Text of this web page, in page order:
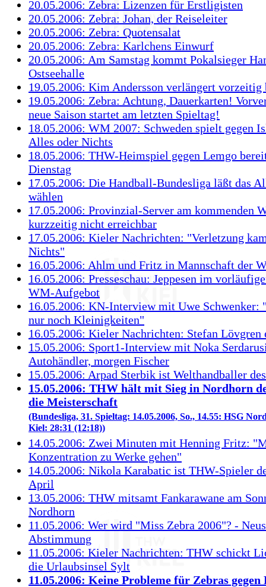
20.05.2006: Zebra: Lizenzen für Erstligisten
20.05.2006: Zebra: Johan, der Reiseleiter
20.05.2006: Zebra: Quotensalat
20.05.2006: Zebra: Karlchens Einwurf
20.05.2006: Am Samstag kommt Pokalsieger
Ostseehalle
19.05.2006: Kim Andersson verlängert vorzeitig
19.05.2006: Zebra: Achtung, Dauerkarten!
neue Saison startet am letzten Spieltag!
18.05.2006: WM 2007: Schweden spielt gegen
Alles oder Nichts
18.05.2006: THW-Heimspiel gegen Lemgo
Dienstag
17.05.2006: Die Handball-Bundesliga läßt das
wählen
17.05.2006: Provinzial-Server am kommenden
kurzzeitig nicht erreichbar
17.05.2006: Kieler Nachrichten: "Verletzung
Nichts"
16.05.2006: Ahlm und Fritz in Mannschaft der
16.05.2006: Presseschau: Jeppesen im
WM-Aufgebot
16.05.2006: KN-Interview mit Uwe
nur noch Kleinigkeiten"
16.05.2006: Kieler Nachrichten: Stefan Lövgren
15.05.2006: Sport1-Interview mit Noka
Autohändler, morgen Fischer
15.05.2006: Arpad Sterbik ist Welthandballer
15.05.2006: THW hält mit Sieg in Nordhorn
die Meisterschaft
(Bundesliga, 31. Spieltag: 14.05.2006, So., 14.55: HSG
Kiel: 28:31 (12:18))
14.05.2006: Zwei Minuten mit Henning Fritz:
Konzentration zu Werke gehen"
14.05.2006: Nikola Karabatic ist THW-Spieler
April
13.05.2006: THW mitsamt Fankarawane am
Nordhorn
11.05.2006: Wer wird "Miss Zebra 2006"? -
Abstimmung
11.05.2006: Kieler Nachrichten: THW schickt
die Urlaubsinsel Sylt
11.05.2006: Keine Probleme für Zebras